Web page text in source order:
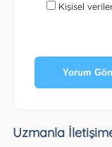
Kişisel
Yorum
Uzmanla